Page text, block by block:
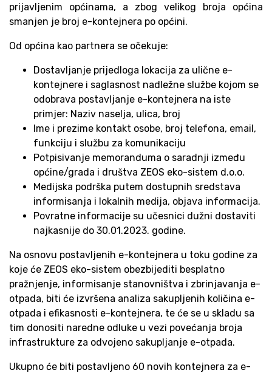
prijavljenim općinama, a zbog velikog broja općina
smanjen je broj e-kontejnera po općini.
Od općina kao partnera se očekuje:
Dostavljanje prijedloga lokacija za ulične e-
kontejnere i saglasnost nadležne službe kojom se
odobrava postavljanje e-kontejnera na iste
primjer: Naziv naselja, ulica, broj
Ime i prezime kontakt osobe, broj telefona, email,
funkciju i službu za komunikaciju
Potpisivanje memoranduma o saradnji između
općine/grada i društva ZEOS eko-sistem d.o.o.
Medijska podrška putem dostupnih sredstava
informisanja i lokalnih medija, objava informacija.
Povratne informacije su učesnici dužni dostaviti
najkasnije do 30.01.2023. godine.
Na osnovu postavljenih e-kontejnera u toku godine za
koje će ZEOS eko-sistem obezbijediti besplatno
pražnjenje, informisanje stanovništva i zbrinjavanja e-
otpada, biti će izvršena analiza sakupljenih količina e-
otpada i efikasnosti e-kontejnera, te će se u skladu sa
tim donositi naredne odluke u vezi povećanja broja
infrastrukture za odvojeno sakupljanje e-otpada.
Ukupno će biti postavljeno 60 novih kontejnera za e-